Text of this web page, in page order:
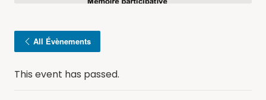
All Évènements
This event has passed.